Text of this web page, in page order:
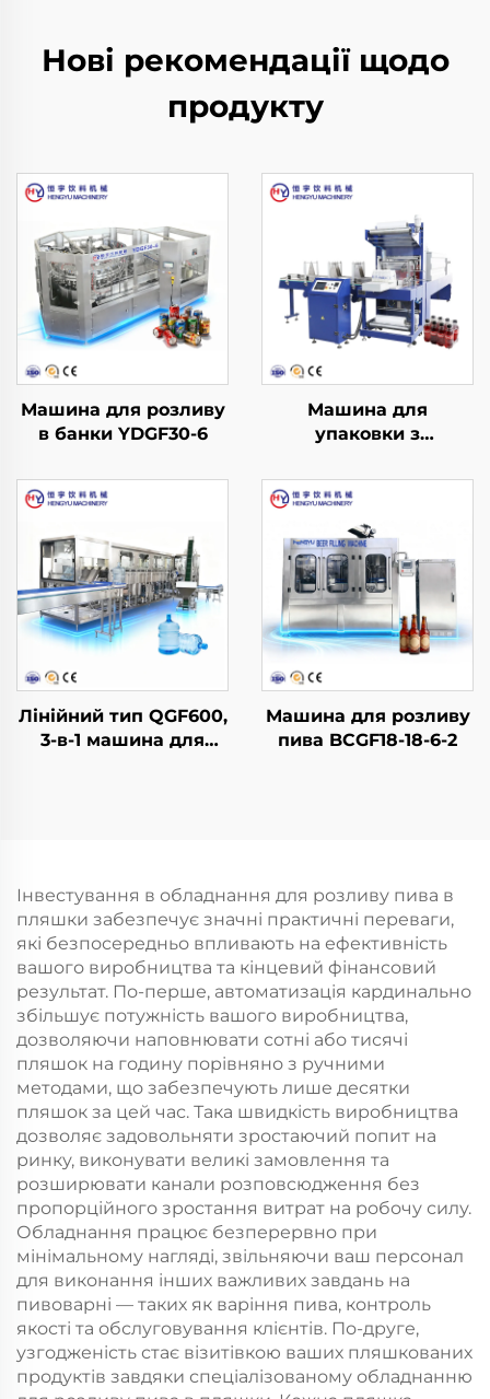
Нові рекомендації щодо
продукту
Машина для розливу
в банки YDGF30-6
Машина для
упаковки з
плівкою L-подібного
типу
Лінійний тип QGF600,
3-в-1 машина для
Машина для розливу
пива BCGF18-18-6-2
Інвестування в обладнання для розливу пива в
пляшки забезпечує значні практичні переваги,
які безпосередньо впливають на ефективність
вашого виробництва та кінцевий фінансовий
результат. По-перше, автоматизація кардинально
збільшує потужність вашого виробництва,
дозволяючи наповнювати сотні або тисячі
пляшок на годину порівняно з ручними
методами, що забезпечують лише десятки
пляшок за цей час. Така швидкість виробництва
дозволяє задовольняти зростаючий попит на
ринку, виконувати великі замовлення та
розширювати канали розповсюдження без
пропорційного зростання витрат на робочу силу.
Обладнання працює безперервно при
мінімальному нагляді, звільняючи ваш персонал
для виконання інших важливих завдань на
пивоварні — таких як варіння пива, контроль
якості та обслуговування клієнтів. По-друге,
узгодженість стає візитівкою ваших пляшкованих
продуктів завдяки спеціалізованому обладнанню